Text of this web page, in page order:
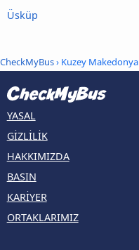
Üsküp
CheckMyBus› Kuzey Makedonya
YASAL
GIZLILIK
HAKKIMIZDA
BASIN
KARIYER
ORTAKLARIMIZ